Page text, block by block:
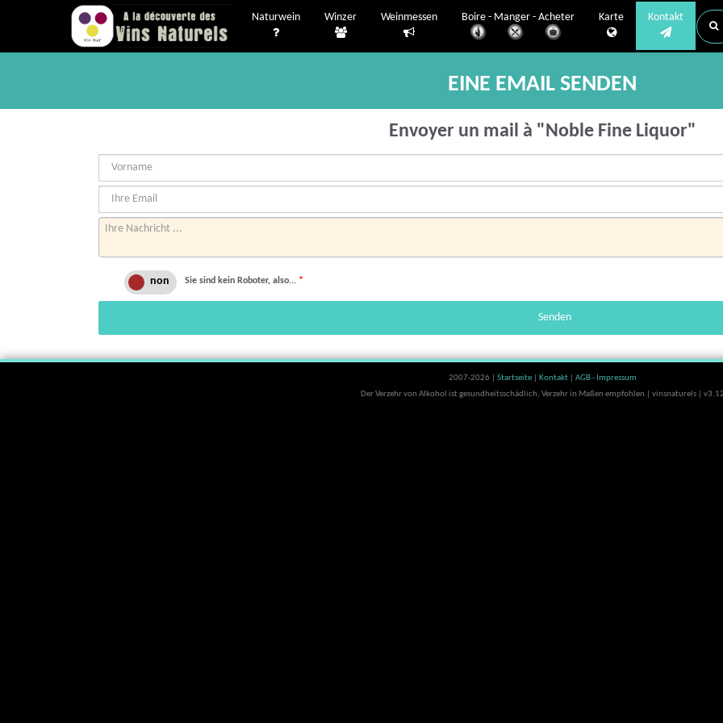
Naturwein Winzer Weinmessen Boire - Manger - Acheter Karte Kontakt
EINE EMAIL SENDEN
Envoyer un mail à "Noble Fine Liquor"
Sie sind kein Roboter, also... *
Senden
2007-2026 | Startseite Kontakt
AGB - Impressum
Der Verzehr von Alkohol ist gesundheitsschädlich, Verzehr in Maßen empfohlen | vinsnaturels |